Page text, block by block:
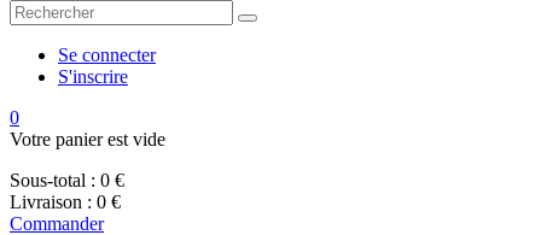
Se connecter
S'inscrire
0
Votre panier est vide
Sous-total : 0 €
Livraison : 0 €
Commander